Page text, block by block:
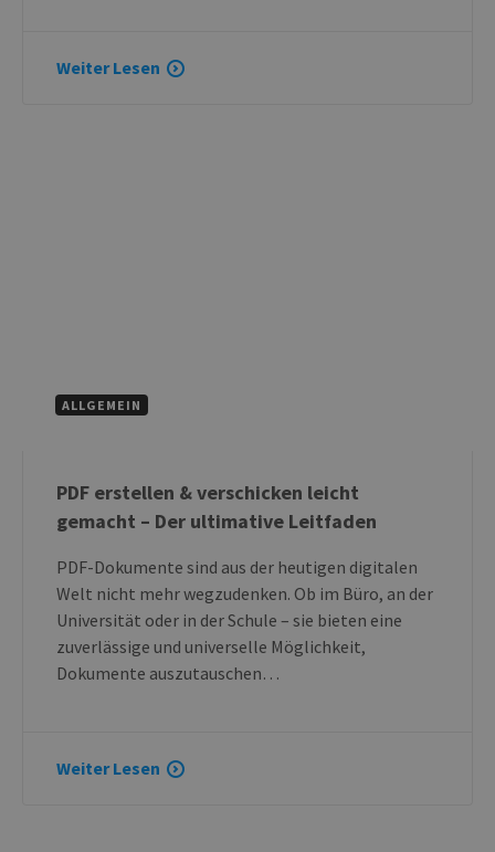
Weiter Lesen
ALLGEMEIN
PDF erstellen & verschicken leicht
gemacht – Der ultimative Leitfaden
PDF-Dokumente sind aus der heutigen digitalen
Welt nicht mehr wegzudenken. Ob im Büro, an der
Universität oder in der Schule – sie bieten eine
zuverlässige und universelle Möglichkeit,
Dokumente auszutauschen…
Weiter Lesen